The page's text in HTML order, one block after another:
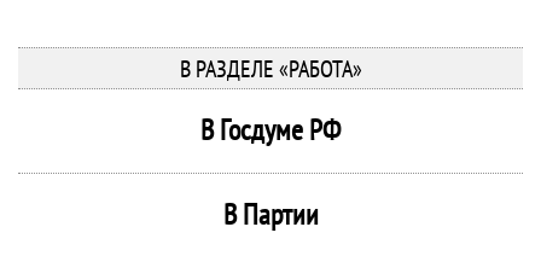
В РАЗДЕЛЕ «РАБОТА»
В Госдуме РФ
В Партии